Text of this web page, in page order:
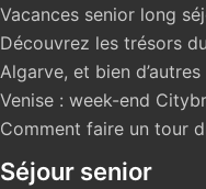
Vacances senior long
Découvrez les trésors
Algarve, et bien d’autres
Venise : week-end
Comment faire un tour
Séjour senior